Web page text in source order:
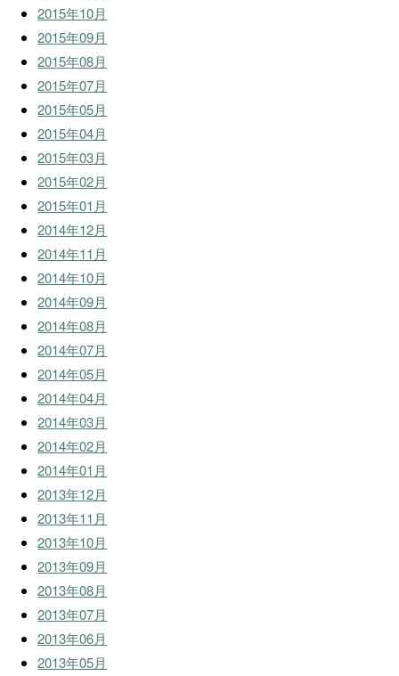
2015年10月
2015年09月
2015年08月
2015年07月
2015年05月
2015年04月
2015年03月
2015年02月
2015年01月
2014年12月
2014年11月
2014年10月
2014年09月
2014年08月
2014年07月
2014年05月
2014年04月
2014年03月
2014年02月
2014年01月
2013年12月
2013年11月
2013年10月
2013年09月
2013年08月
2013年07月
2013年06月
2013年05月